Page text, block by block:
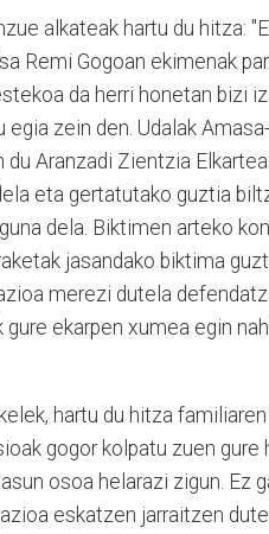
alkateak hartu du hitza:
Remi Gogoan ekimenak
da herri honetan bizi
egia zein den. Udalak
du Aranzadi Zientzia
eta gertatutako guztia
dela. Biktimen arteko
jasandako biktima
merezi dutela
gure ekarpen xumea egin
hartu du hitza
gogor kolpatu zuen
osoa helarazi zigun. Ez
eskatzen jarraitzen